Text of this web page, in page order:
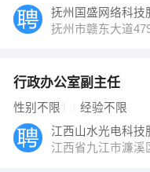
抚州国盛网络科技
抚州市赣东大道
行政办公室副主任
性别不限 经验不限
江西山水光电科技
江西省九江市濂溪